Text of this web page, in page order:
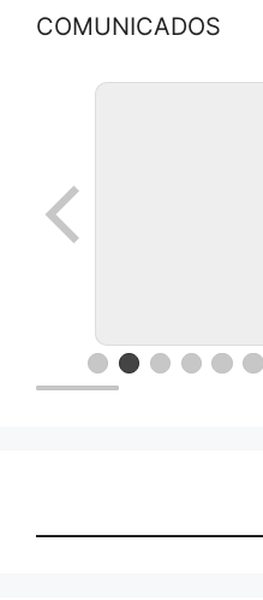
COMUNICADOS